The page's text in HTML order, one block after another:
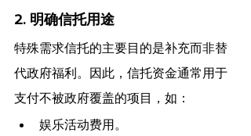
2. 明确信托用途
特殊需求信托的主要目的是补充而非替
代政府福利。因此，信托资金通常用于
支付不被政府覆盖的项目，如：
娱乐活动费用。